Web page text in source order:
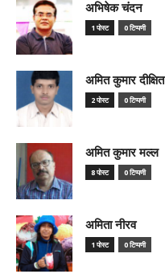
अभिषेक चंदन
1 पोस्ट 0 टिप्पणी
अमित कुमार दीक्षित
2 पोस्ट 0 टिप्पणी
अमित कुमार मल्ल
8 पोस्ट 0 टिप्पणी
अमिता नीरव
1 पोस्ट 0 टिप्पणी